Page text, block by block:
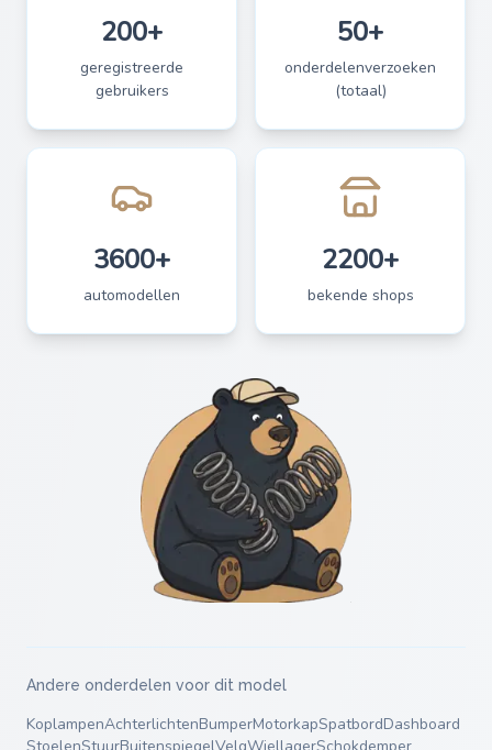
200+
geregistreerde
gebruikers
50+
onderdelenverzoeken
(totaal)
3600+
automodellen
2200+
bekende shops
Andere onderdelen voor dit model
KoplampenAchterlichtenBumperMotorkapSpatbordDashboard